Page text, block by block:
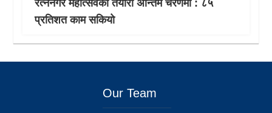
रत्ननगर महोत्सवको तयारी अन्तिम चरणमा : ८५
प्रतिशत काम सकियो
Our Team